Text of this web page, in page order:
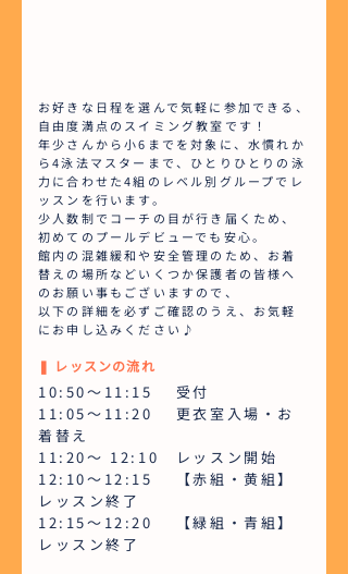
お好きな日程を選んで気軽に参加できる、
自由度満点のスイミング教室です！
年少さんから小6までを対象に、水慣れか
ら4泳法マスターまで、ひとりひとりの泳
力に合わせた4組のレベル別グループでレ
ッスンを行います。
少人数制でコーチの目が行き届くため、
初めてのプールデビューでも安心。
館内の混雑緩和や安全管理のため、お着
替えの場所などいくつか保護者の皆様へ
のお願い事もございますので、
以下の詳細を必ずご確認のうえ、お気軽
にお申し込みください♪
❚ レッスンの流れ
10:50～11:15 受付
11:05～11:20 更衣室入場・お
着替え
11:20～ 12:10 レッスン開始
12:10～12:15 【赤組・黄組】
レッスン終了
12:15～12:20 【緑組・青組】
レッスン終了